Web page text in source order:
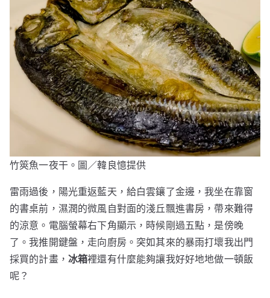
竹筴魚一夜干。圖／韓良憶提供
雷雨過後，陽光重返藍天，給白雲鑲了金邊，我坐在靠窗
的書桌前，濕潤的微風自對面的淺丘飄進書房，帶來難得
的涼意。電腦螢幕右下角顯示，時候剛過五點，是傍晚
了。我推開鍵盤，走向廚房。突如其來的暴雨打壞我出門
採買的計畫， 冰箱裡還有什麼能夠讓我好好地地做一頓飯
呢？